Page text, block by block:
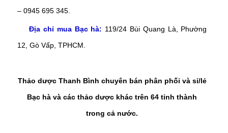
– 0945 695 345.
Địa chỉ mua Bạc hà: 119/24 Bùi Quang Là, Phường
12, Gò Vấp, TPHCM.
Thảo dược Thanh Bình chuyên bán phân phối và sỉ/lẻ
Bạc hà và các thảo dược khác trên 64 tỉnh thành
trong cả nước.